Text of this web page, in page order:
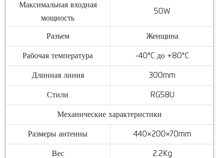
Максимальная входная
мощность
50W
Разъем Женщина
Рабочая температура -40°C до +80°C
Длинная линия 300mm
Стили RG58U
Механические характеристики
Размеры антенны 440×200×70mm
Вес 2.2Kg